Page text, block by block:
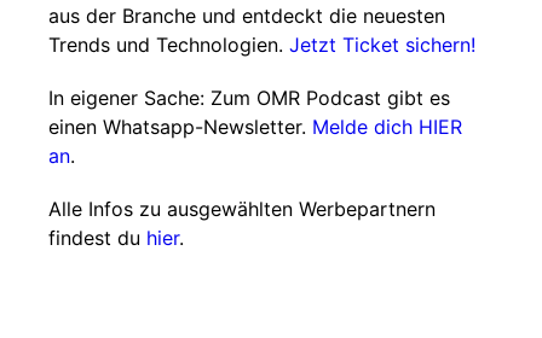
aus der Branche und entdeckt die neuesten
Trends und Technologien. Jetzt Ticket sichern!
In eigener Sache: Zum OMR Podcast gibt es
einen Whatsapp-Newsletter. Melde dich HIER
an.
Alle Infos zu ausgewählten Werbepartnern
findest du hier.